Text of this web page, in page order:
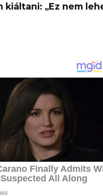
kiáltani: „Ez nem